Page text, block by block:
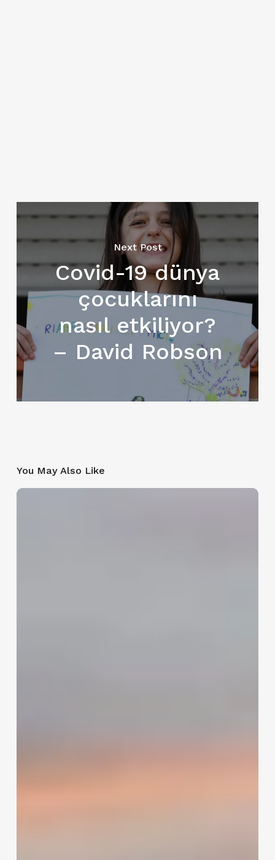
Next Post
Covid-19 dünya
çocuklarını
nasıl etkiliyor?
– David Robson
You May Also Like